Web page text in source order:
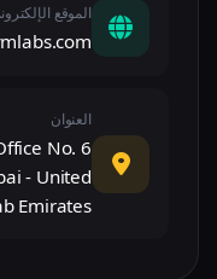
الموقع
العنوان
No. 6
- United
Emirates